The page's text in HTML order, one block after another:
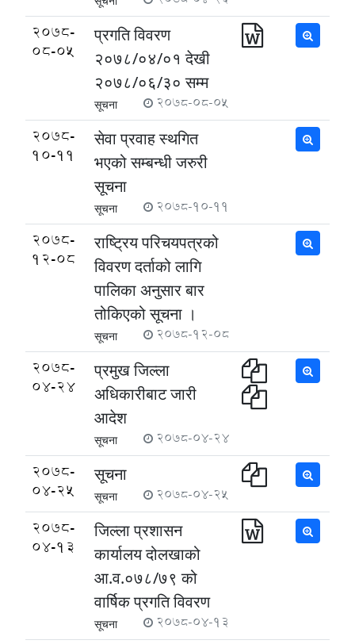
2078-
08-05
प्रगति विवरण
२०७८/०४/०१ देखी
२०७८/०६/३० सम्म
सूचना 2078-08-05
2078-
10-11
सेवा प्रवाह स्थगित
भएको सम्बन्धी जरुरी
सूचना
सूचना 2078-10-11
2078-
12-08
राष्ट्रिय परिचयपत्रको
विवरण दर्ताको लागि
पालिका अनुसार बार
तोकिएको सूचना ।
सूचना 2078-12-08
2078-
04-24
प्रमुख जिल्ला
अधिकारीबाट जारी
आदेश
सूचना 2078-04-24
2078-
04-25
सूचना
सूचना 2078-04-25
2078-
04-13
जिल्ला प्रशासन
कार्यालय दोलखाको
आ.व.०७८/७९ को
वार्षिक प्रगति विवरण
सूचना 2078-04-13